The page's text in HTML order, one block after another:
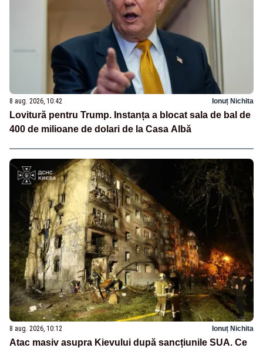
8 aug. 2026, 10:42 Ionuț Nichita
Lovitură pentru Trump. Instanța a blocat sala de bal de
400 de milioane de dolari de la Casa Albă
8 aug. 2026, 10:12 Ionuț Nichita
Atac masiv asupra Kievului după sancțiunile SUA. Ce